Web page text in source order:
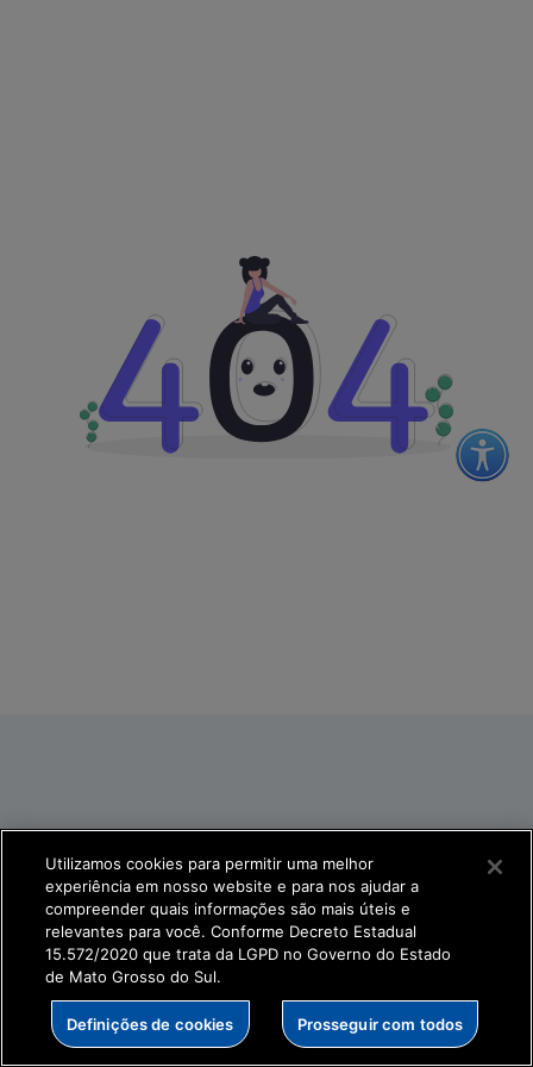
Utilizamos cookies para permitir uma melhor
experiência em nosso website e para nos ajudar a
compreender quais informações são mais úteis e
relevantes para você. Conforme Decreto Estadual
15.572/2020 que trata da LGPD no Governo do Estado
de Mato Grosso do Sul.
Definições de cookies Prosseguir com todos